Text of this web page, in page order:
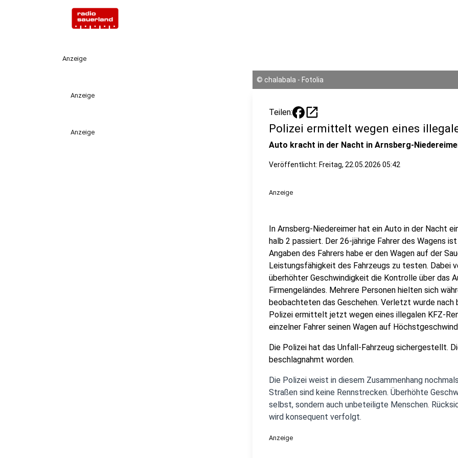
Anzeige
Anzeige
Anzeige
© chalabala - Fotolia
Teilen: open_in_new
Polizei ermittelt wegen eines
Auto kracht in der Nacht in Arnsberg-
Veröffentlicht: Freitag, 22.05.2026 05:42
Anzeige
In Arnsberg-Niedereimer hat ein Auto in der Nacht
halb 2 passiert. Der 26-jährige Fahrer des Wagens
Angaben des Fahrers habe er den Wagen auf der
Leistungsfähigkeit des Fahrzeugs zu testen. Dabei
überhöhter Geschwindigkeit die Kontrolle über das
Firmengeländes. Mehrere Personen hielten sich
beobachteten das Geschehen. Verletzt wurde nach
Polizei ermittelt jetzt wegen eines illegalen KFZ-
einzelner Fahrer seinen Wagen auf
Die Polizei hat das Unfall-Fahrzeug sichergestellt.
beschlagnahmt worden.
Die Polizei weist in diesem Zusammenhang
Straßen sind keine Rennstrecken. Überhöhte
selbst, sondern auch unbeteiligte Menschen.
wird konsequent verfolgt.
Anzeige